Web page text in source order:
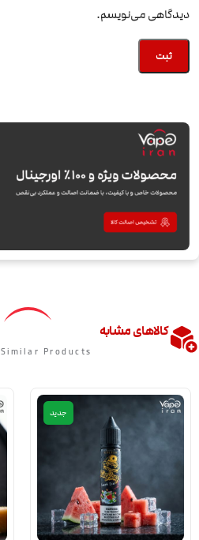
دیدگاهی می‌نویسم.
کالاهای مشابه
Similar Products
جدید